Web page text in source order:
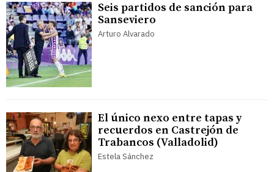
Seis partidos de sanción para
Sanseviero
Arturo Alvarado
El único nexo entre tapas y
recuerdos en Castrejón de
Trabancos (Valladolid)
Estela Sánchez